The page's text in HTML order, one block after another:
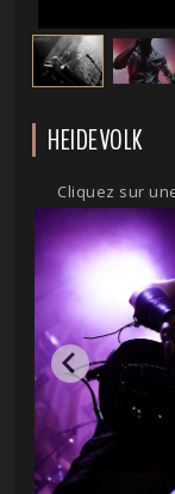
HEIDEVOLK
Cliquez sur